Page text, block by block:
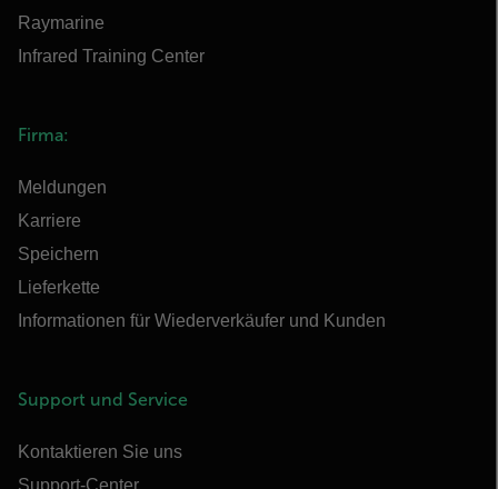
Raymarine
Infrared Training Center
Firma:
Meldungen
Karriere
Speichern
Lieferkette
Informationen für Wiederverkäufer und Kunden
Support und Service
Kontaktieren Sie uns
Support-Center